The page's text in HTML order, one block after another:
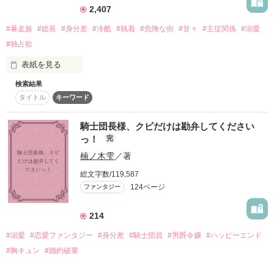
結花が苦しむ姿はあせるだとか。
他の男に触らせるのは腹が立つだとか」
「死ぬかどうかはどうでもいい。
俺は結花にあたえられる刺激がもっとほしい」
「感情を感じるたびに、
結花におぼれてみたいと思う」
私の心をかき乱す。
「俺は結花を手放すつもりはない」
外に出たいと思った、それだけなのに。
学校一のナルシストプレイボーイ
(Kureha Nagumo)
平凡な学校生活を送るはずが――。
「ここ…弱いんだ？」
「…違うっ。そんなこと言ってな――」
「なに？もっとって？」
厳しい目で取引先を見ている。
◆米良 33歳◆
遙斗の秘書。
有能で優しいが、遙斗にだけは少しいじわる。
◆塩沢 莉子 26歳◆
茉白の後輩。
人懐っこくて素直。
トレンドに詳しく、茉白にとってはSNSの師匠。
◆影沼 匡近 36歳◆
コスメメーカー・株式会社Amselの常務。
……と言いたいところだけど、
フェロモンで運命の番を呼び寄せる
"特別体質"
フェロモンを抑制できないわたしが発情しないよう
わたしの身体の熱を"発散"させてくれたのは
お隣さんの彼で──
敬遠していたはずなのに
わたしの身体は本能のまま彼を求めてしまうんだ
2,407
#暴走族 #総長 #身分差 #冷酷 #執着 #危険な街 #甘々 #主従関係 #溺愛
#独占欲
表紙を見る
誰もが恐れ、羨み、その瞳に映ることだけを渇望するほどに高
貴で気高い、今世紀最強の見目麗しき完璧な神様。
酔いしれるほどに麗しく美しい女たちの愛に溺れ続けていた神
様は、ある日突然。
「今日からこの女がおれの最愛のひと、ね」
そんなことを、言い出した。
検索結果
タイトル
キーワード
騎士団長様、クビだけは勘弁してください
っ！
完
楠ノ木雫／著
総文字数/119,587
ファンタジー 124ページ
214
#溺愛 #恋愛ファンタジー #身分差 #騎士団員 #男爵令嬢 #ハッピーエンド
#胸キュン
#婚約破棄